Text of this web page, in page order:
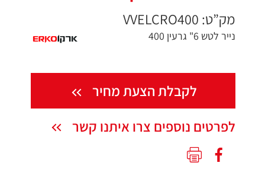
מק”ט: VVELCRO400
נייר לטש 6" גרעין 400
לקבלת הצעת מחיר
לפרטים נוספים צרו איתנו קשר